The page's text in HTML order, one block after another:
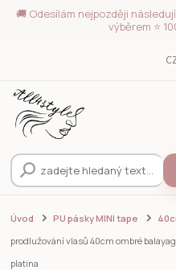
🚚 Odesílám nejpozději
výběrem ⭐
Úvod PU pásky MINI tape
prodlužování vlasů 40cm ombré
platina